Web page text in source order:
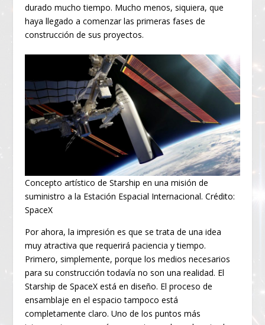
durado mucho tiempo. Mucho menos, siquiera, que
haya llegado a comenzar las primeras fases de
construcción de sus proyectos.
Concepto artístico de Starship en una misión de
suministro a la Estación Espacial Internacional. Crédito:
SpaceX
Por ahora, la impresión es que se trata de una idea
muy atractiva que requerirá paciencia y tiempo.
Primero, simplemente, porque los medios necesarios
para su construcción todavía no son una realidad. El
Starship de SpaceX está en diseño. El proceso de
ensamblaje en el espacio tampoco está
completamente claro. Uno de los puntos más